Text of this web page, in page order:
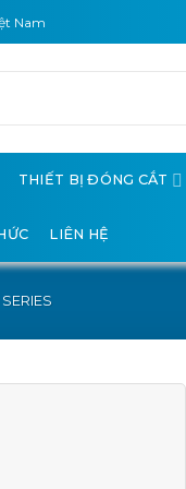
Nam
THIẾT BỊ ĐÓNG CẮT
LIÊN HỆ